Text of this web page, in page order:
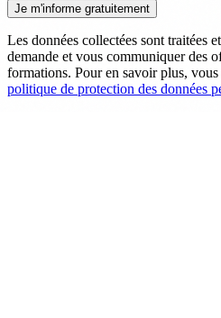
Les données collectées sont traitées
demande et vous communiquer des
formations. Pour en savoir plus,
politique de protection des données